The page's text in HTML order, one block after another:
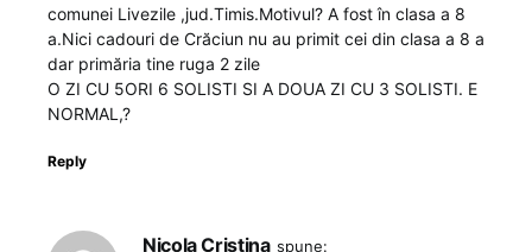
comunei Livezile ,jud.Timis.Motivul? A fost în clasa a 8
a.Nici cadouri de Crăciun nu au primit cei din clasa a 8 a
dar primăria tine ruga 2 zile
O ZI CU 5ORI 6 SOLISTI SI A DOUA ZI CU 3 SOLISTI. E
NORMAL,?
Reply
Nicola Cristina spune: